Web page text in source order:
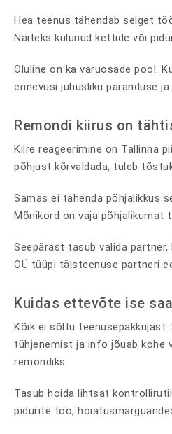
Hea teenus tähendab selget
Näiteks kulunud kettide või
Oluline on ka varuosade pool.
erinevusi juhusliku paranduse
Remondi kiirus on
Kiire reageerimine on Tallinna
põhjust kõrvaldada, tuleb
Samas ei tähenda põhjalikkus
Mõnikord on vaja põhjalikumat
Seepärast tasub valida
OÜ tüüpi täisteenuse partneri
Kuidas ettevõte ise
Kõik ei sõltu
tühjenemist ja info jõuab kohe
remondiks.
Tasub hoida lihtsat
pidurite töö,